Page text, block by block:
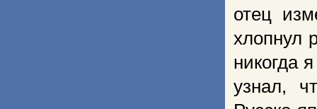
отец
хлопнул
никогда
узнал,